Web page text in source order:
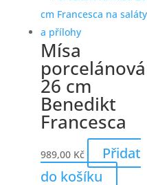
Mísa
porcelánová
26 cm
Benedikt
Francesca
989,00 Kč
Přidat
do košíku